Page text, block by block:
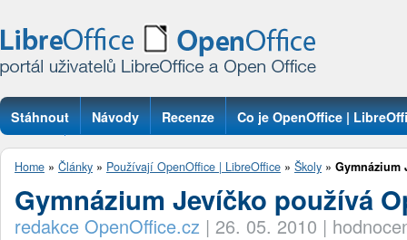
Stáhnout Návody Recenze Co je OpenOffice |
Otázky
Home » Články » Používají OpenOffice | LibreOffice » Školy » Gymnázium
Gymnázium Jevíčko používá
redakce OpenOffice.cz | 26. 05. 2010 |